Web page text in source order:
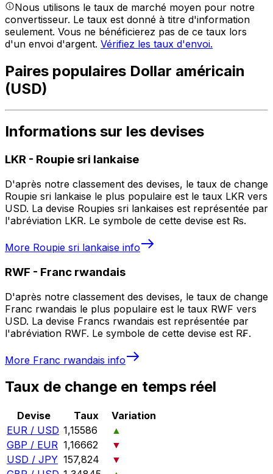
Nous utilisons le taux de marché moyen pour notre
convertisseur. Le taux est donné à titre d'information
seulement. Vous ne bénéficierez pas de ce taux lors
d'un envoi d'argent. Vérifiez les taux d'envoi.
Paires populaires Dollar américain
(USD)
Informations sur les devises
LKR - Roupie sri lankaise
D'après notre classement des devises, le taux de change
Roupie sri lankaise le plus populaire est le taux LKR vers
USD. La devise Roupies sri lankaises est représentée par
l'abréviation LKR. Le symbole de cette devise est ₨.
More Roupie sri lankaise info
RWF - Franc rwandais
D'après notre classement des devises, le taux de change
Franc rwandais le plus populaire est le taux RWF vers
USD. La devise Francs rwandais est représentée par
l'abréviation RWF. Le symbole de cette devise est R₣.
More Franc rwandais info
Taux de change en temps réel
Devise Taux
Variation
EUR / USD 1,15586
▲
GBP / EUR 1,16662
▼
USD / JPY 157,824
▼